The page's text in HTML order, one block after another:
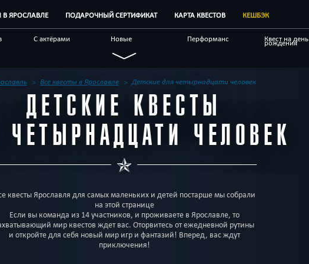
В ЯРОСЛАВЛЕ ПОДАРОЧНЫЙ СЕРТИФИКАТ КАРТА КВЕСТОВ КЕШБЭК
С актёрами Новые Перформанс Квест на день
рождения
Живые
С аниматором Научные По фильму
Блог Другой город
Все квесты в Ярославле Детские для четырнадцати человек
ДЕТСКИЕ КВЕСТЫ
ЧЕТЫРНАДЦАТИ ЧЕЛОВЕК
квесты Ярославля для самых маленьких и детей постарше мы собрали
на этой странице
Если вы команда из 14 участников, и проживаете в Ярославле, то
мир квестов ждет вас. Оторвитесь от ежедневной рутины
и откройте для себя новый мир игр и фантазий! Вперед, вас ждут
приключения!